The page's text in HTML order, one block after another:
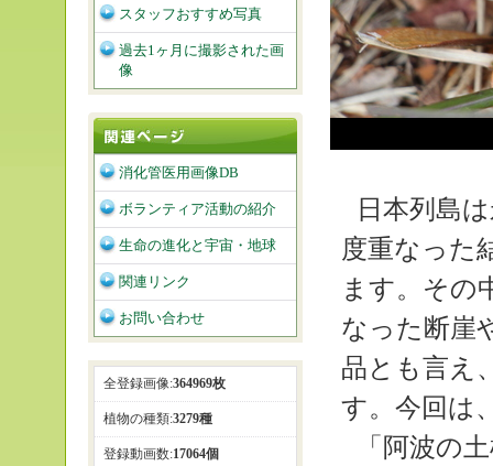
日本列島
度重なった
ます。その
なった断崖
品とも言え
す。今回は
「阿波の
スタッフおすすめ写真
過去1ヶ月に撮影された画
像
消化管医用画像DB
ボランティア活動の紹介
生命の進化と宇宙・地球
関連リンク
お問い合わせ
全登録画像:364969枚
植物の種類:3279種
登録動画数:17064個